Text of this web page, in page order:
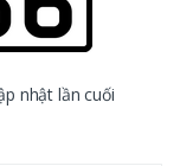
nhật lần cuối